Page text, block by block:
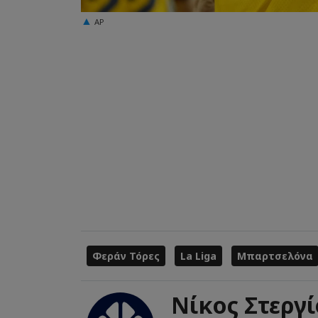
AP
Φεράν Τόρες La Liga Μπαρτσελόνα
Νίκος